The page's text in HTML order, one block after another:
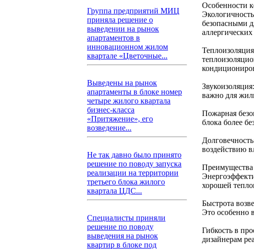
Группа предприятий МИЦ
приняла решение о
выведении на рынок
апартаментов в
инновационном жилом
квартале «Цветочные...
Выведены на рынок
апартаменты в блоке номер
четыре жилого квартала
бизнес-класса
«Притяжение», его
возведение...
Не так давно было принято
решение по поводу запуска
реализации на территории
третьего блока жилого
квартала ЦДС...
Специалисты приняли
решение по поводу
выведения на рынок
квартир в блоке под
Особенности
безопасными
важно для
Пожарная
блока более
воздействию
Преимущества
хорошей
Быстрота
Это особенно
Гибкость в
дизайнерам